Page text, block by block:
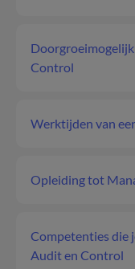
Control
Werktijden van
Opleiding tot
Competenties die
Audit en Control